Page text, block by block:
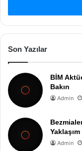
Son Yazılar
BİM
Bakın
Admin
Yaklaşım
Admin